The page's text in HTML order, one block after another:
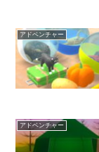
アドベンチャー
アドベンチャー